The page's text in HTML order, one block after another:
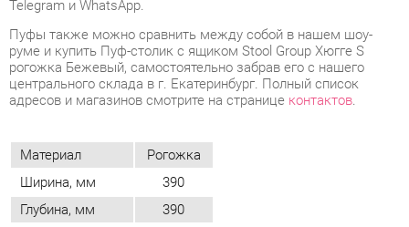
Материал
Рогожка
Ширина, мм
390
Глубина, мм
390
Высота, мм
440
Вес упаковок, кг
3.3